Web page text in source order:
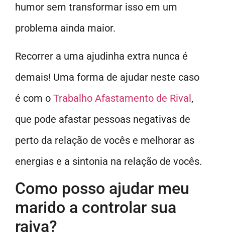
humor sem transformar isso em um
problema ainda maior.
Recorrer a uma ajudinha extra nunca é
demais! Uma forma de ajudar neste caso
é com o Trabalho Afastamento de Rival,
que pode afastar pessoas negativas de
perto da relação de vocês e melhorar as
energias e a sintonia na relação de vocês.
Como posso ajudar meu
marido a controlar sua
raiva?